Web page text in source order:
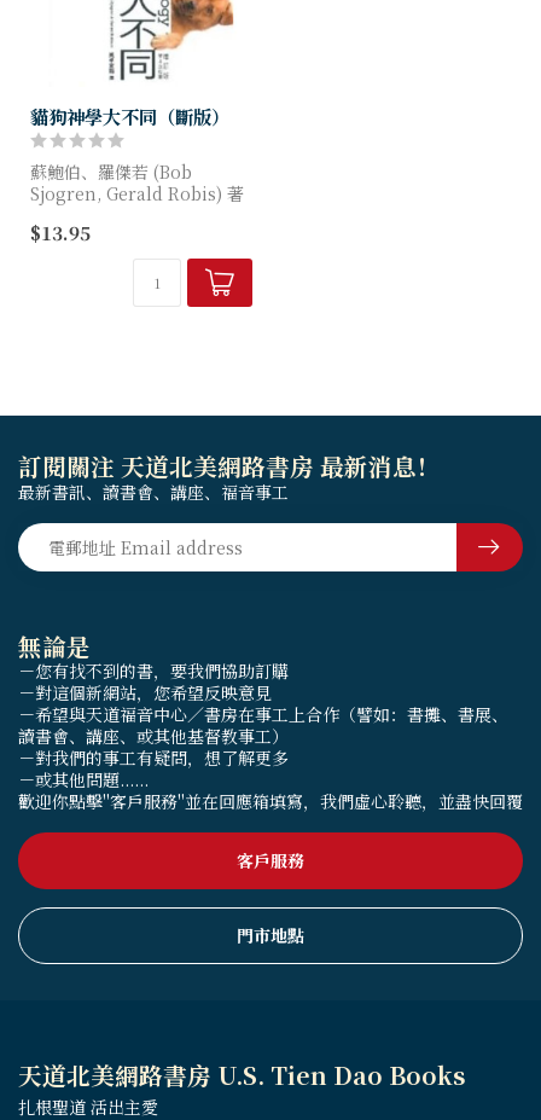
貓狗神學大不同（斷版）
蘇鮑伯、羅傑若 (Bob
Sjogren, Gerald Robis) 著
這種在貓、狗身上的差異，和
今天基督徒在生活中表現出來
的神學態度很相仿，作者稱
$13.95
無論是
－您有找不到的書，要我們協助訂購
－對這個新網站，您希望反映意見
－希望與天道福音中心／書房在事工上合作（譬如：書攤、書展、
讀書會、講座、或其他基督教事工）
－對我們的事工有疑問，想了解更多
－或其他問題......
歡迎你點擊"客戶服務"並在回應箱填寫，我們虛心聆聽，並盡快回覆
客戶服務
門市地點
訂閱關注 天道北美網路書房 最新消息！
最新書訊、讀書會、講座、福音事工
天道北美網路書房 U.S. Tien Dao Books
扎根聖道 活出主愛